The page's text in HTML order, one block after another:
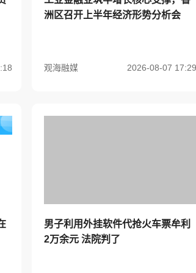
洲区召开上半年经济形势分析会
观海融媒 2026-08-07 17:29
男子利用外挂软件代抢火车票牟利
2万余元 法院判了